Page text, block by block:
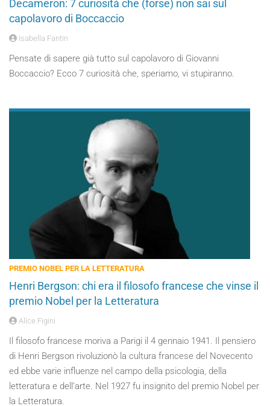
Decameron: 7 curiosità che (forse) non sai sul
capolavoro di Boccaccio
Isabella Fantin
Pensate di sapere già tutto sul capolavoro di Giovanni
Boccaccio? Ecco 7 curiosità che, speriamo, vi stupiranno.
PREMIO NOBEL PER LA LETTERATURA
Henri Bergson: chi era il filosofo francese che vinse il
premio Nobel per la Letteratura
Alice Figini
Il filosofo francese moriva a Parigi il 4 gennaio 1941. Il pensiero
di Henri Bergson rivoluzionò la cultura francese del Novecento
ed ebbe varie influenze nel campo della psicologia, della
letteratura e dell’arte. Nel 1927 fu insignito del premio Nobel per
la Letteratura.